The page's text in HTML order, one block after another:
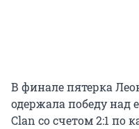
В финале пятерка
одержала победу над
Clan со счетом 2:1 по